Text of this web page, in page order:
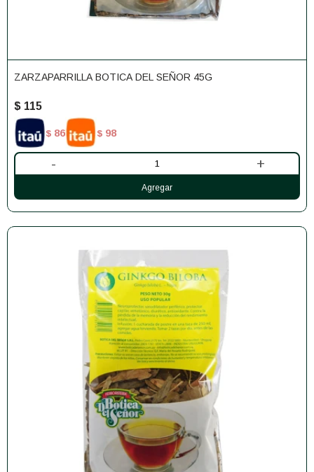
ZARZAPARRILLA BOTICA DEL SEÑOR 45G
$ 115
$ 86 $ 98
- +